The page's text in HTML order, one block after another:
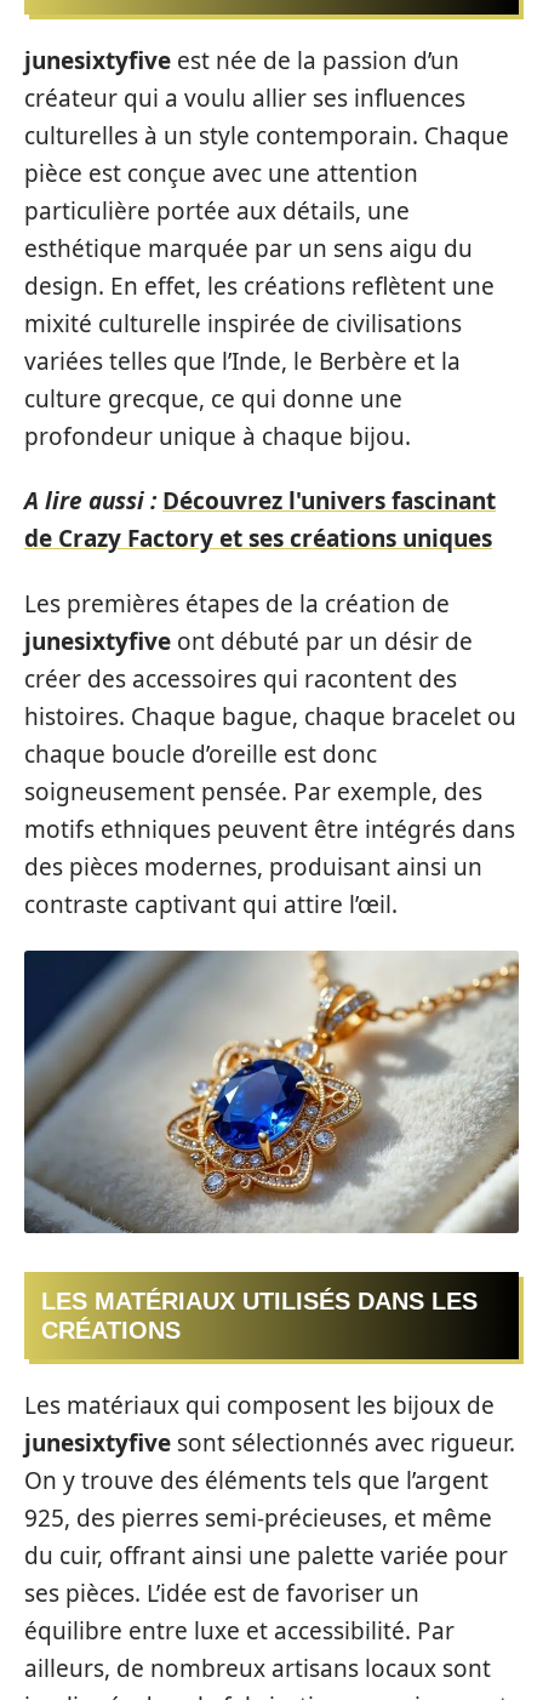
junesixtyfive est née de la passion d’un
créateur qui a voulu allier ses influences
culturelles à un style contemporain. Chaque
pièce est conçue avec une attention
particulière portée aux détails, une
esthétique marquée par un sens aigu du
design. En effet, les créations reflètent une
mixité culturelle inspirée de civilisations
variées telles que l’Inde, le Berbère et la
culture grecque, ce qui donne une
profondeur unique à chaque bijou.
A lire aussi : Découvrez l'univers fascinant
de Crazy Factory et ses créations uniques
Les premières étapes de la création de
junesixtyfive ont débuté par un désir de
créer des accessoires qui racontent des
histoires. Chaque bague, chaque bracelet ou
chaque boucle d’oreille est donc
soigneusement pensée. Par exemple, des
motifs ethniques peuvent être intégrés dans
des pièces modernes, produisant ainsi un
contraste captivant qui attire l’œil.
LES MATÉRIAUX UTILISÉS DANS LES
CRÉATIONS
Les matériaux qui composent les bijoux de
junesixtyfive sont sélectionnés avec rigueur.
On y trouve des éléments tels que l’argent
925, des pierres semi-précieuses, et même
du cuir, offrant ainsi une palette variée pour
ses pièces. L’idée est de favoriser un
équilibre entre luxe et accessibilité. Par
ailleurs, de nombreux artisans locaux sont